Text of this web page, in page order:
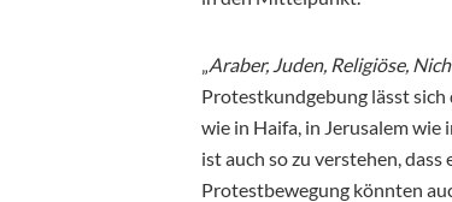
Araber, Juden, Religiöse,
Protestkundgebung lässt sich
wie in Haifa, in Jerusalem wie
ist auch so zu verstehen,
Protestbewegung könnten